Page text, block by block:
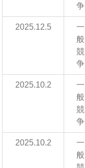
争
2025.12.5
一
般
競
争
2025.10.2
一
般
競
争
2025.10.2
一
般